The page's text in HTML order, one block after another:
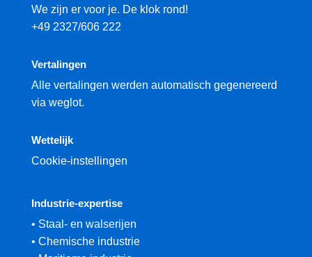
We zijn er voor je. De klok rond!
+49 2327/606 222
Vertalingen
Alle vertalingen werden automatisch gegenereerd
via weglot.
Wettelijk
Cookie-instellingen
Industrie-expertise
• Staal- en walserijen
• Chemische industrie